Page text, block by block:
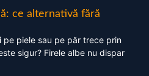
ce alternativă fără
piele sau pe păr trece prin
sigur? Firele albe nu dispar